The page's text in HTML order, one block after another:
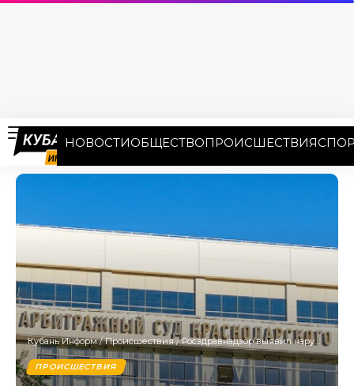
НОВОСТИОБЩЕСТВОПРОИСШЕСТВИЯ
Кубань Информ/Происшествия/Росздравнадзор выявил нарушения в клинике Новороссийска после смерти ребёнка
ПРОИСШЕСТВИЯ